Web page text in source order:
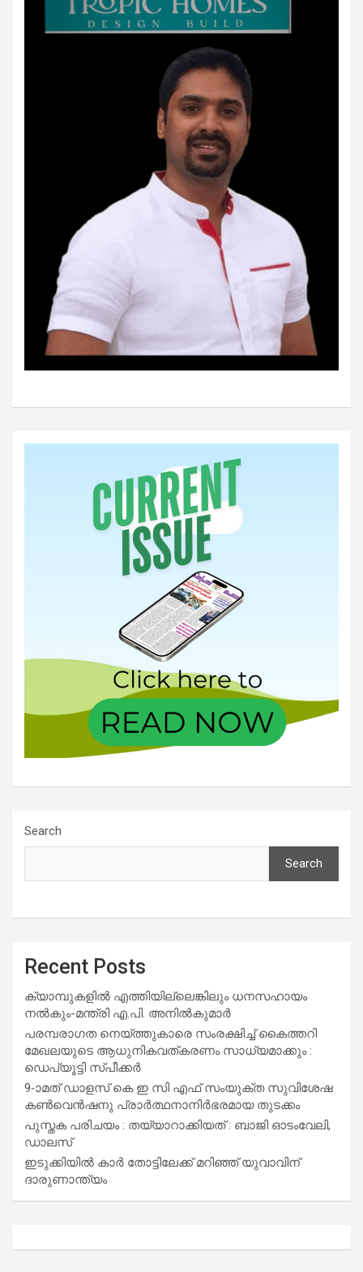
Search
Search
Recent Posts
ക്യാമ്പുകളിൽ എത്തിയില്ലെങ്കിലും ധനസഹായം
നൽകും-മന്ത്രി എ.പി. അനിൽകുമാർ
പരമ്പരാഗത നെയ്ത്തുകാരെ സംരക്ഷിച്ച് കൈത്തറി
മേഖലയുടെ ആധുനികവത്കരണം സാധ്യമാക്കും :
ഡെപ്യൂട്ടി സ്പീക്കർ
9-ാമത് ഡാളസ് കെ ഇ സി എഫ് സംയുക്ത സുവിശേഷ
കൺവെൻഷനു പ്രാർത്ഥനാനിർഭരമായ തുടക്കം
പുസ്തക പരിചയം : തയ്യാറാക്കിയത് : ബാജി ഓടംവേലി,
ഡാലസ്
ഇടുക്കിയിൽ കാർ തോട്ടിലേക്ക് മറിഞ്ഞ് യുവാവിന്
ദാരുണാന്ത്യം